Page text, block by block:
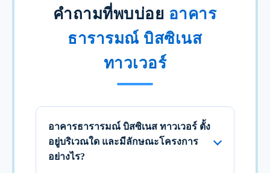
คำถามที่พบบ่อย อาคาร
ธารารมณ์ บิสซิเนส
ทาวเวอร์
อาคารธารารมณ์ บิสซิเนส ทาวเวอร์ ตั้ง
อยู่บริเวณใด และมีลักษณะโครงการ
อย่างไร?